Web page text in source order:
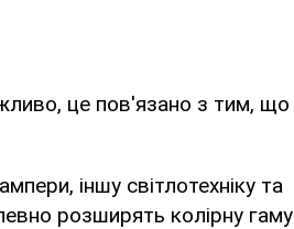
це пов'язано з тим, що
іншу світлотехніку та
розширять колірну гаму